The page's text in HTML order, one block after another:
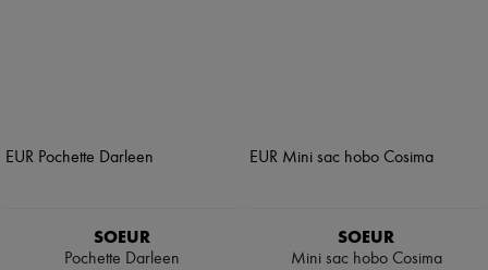
SOEUR
Pochette Darleen
SOEUR
Mini sac hobo Cosima